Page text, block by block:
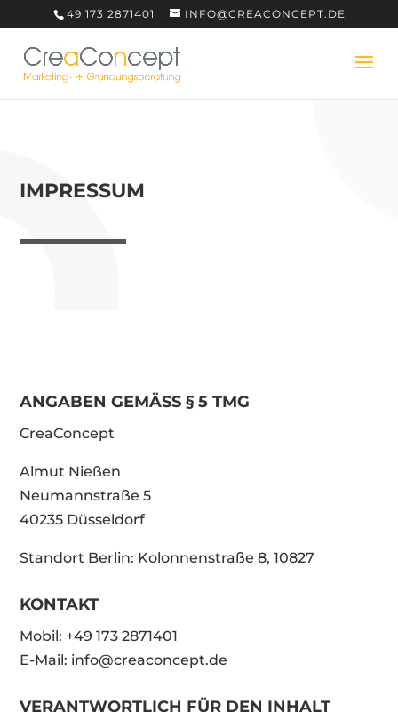
49 173 2871401 INFO@CREACONCEPT.DE
IMPRESSUM
ANGABEN GEMÄSS § 5 TMG
CreaConcept
Almut Nießen
Neumannstraße 5
40235 Düsseldorf
Standort Berlin: Kolonnenstraße 8, 10827
KONTAKT
Mobil: +49 173 2871401
E-Mail: info@creaconcept.de
VERANTWORTLICH FÜR DEN INHALT